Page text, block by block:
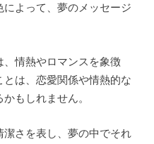
よって、夢のメッセージ
情熱やロマンスを象徴
は、恋愛関係や情熱的な
もしれません。
さを表し、夢の中でそれ